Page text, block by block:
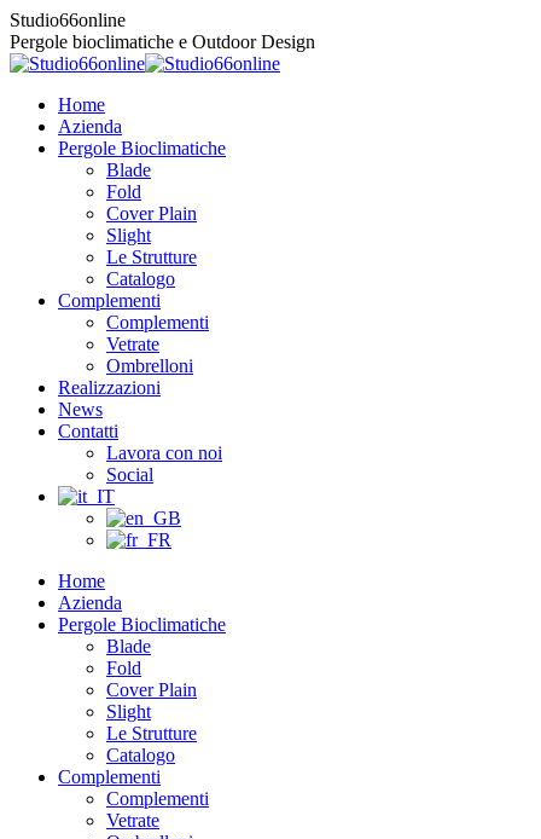
Salta
al
contenuto
Studio66online
Pergole bioclimatiche e Outdoor Design
Home
Azienda
Pergole Bioclimatiche
Blade
Fold
Cover Plain
Slight
Le Strutture
Catalogo
Complementi
Complementi
Vetrate
Ombrelloni
Realizzazioni
News
Contatti
Lavora con noi
Social
Home
Azienda
Pergole Bioclimatiche
Blade
Fold
Cover Plain
Slight
Le Strutture
Catalogo
Complementi
Complementi
Vetrate